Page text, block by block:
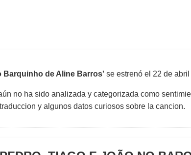
Barquinho de Aline Barros' se estrenó el 22 de
no ha sido analizada y categorizada como
y algunos datos curiosos sobre la cancion.